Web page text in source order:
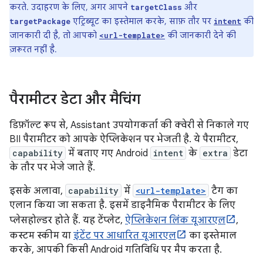
करते. उदाहरण के लिए, अगर आपने targetClass और
targetPackage एट्रिब्यूट का इस्तेमाल करके, साफ़ तौर पर intent की
जानकारी दी है, तो आपको <url-template> की जानकारी देने की
ज़रूरत नहीं है.
पैरामीटर डेटा और मैचिंग
डिफ़ॉल्ट रूप से, Assistant उपयोगकर्ता की क्वेरी से निकाले गए
BII पैरामीटर को आपके ऐप्लिकेशन पर भेजती है. ये पैरामीटर,
capability में बताए गए Android intent के extra डेटा
के तौर पर भेजे जाते हैं.
इसके अलावा, capability में <url-template> टैग का
एलान किया जा सकता है. इसमें डाइनैमिक पैरामीटर के लिए
प्लेसहोल्डर होते हैं. यह टेंप्लेट, ऐप्लिकेशन लिंक यूआरएल
,
कस्टम स्कीम या इंटेंट पर आधारित यूआरएल
का इस्तेमाल
करके, आपकी किसी Android गतिविधि पर मैप करता है.